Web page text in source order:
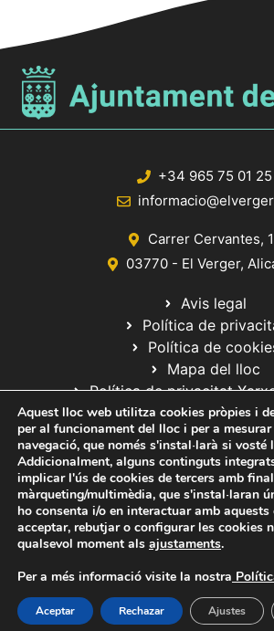
+34 965 75 01 25
Carrer Cervantes,
03770 - El Verger,
Avis legal
Política de
Política de
Mapa del lloc
Política de privacitat
© 2020 Web desarrollada por el Servicio de
de Alicante
Aquest lloc web utilitza cookies pròpies i
per al funcionament del lloc i per a
navegació, que només s'instal·larà si vosté
Addicionalment, alguns continguts
implicar l'ús de cookies de tercers amb
màrqueting/multimèdia, que s'instal·laran
ho consenta i/o en interactuar amb
acceptar, rebutjar o configurar les cookies
qualsevol moment als ajustaments.
Per a més informació visite la nostra
Aceptar Rechazar Ajustes